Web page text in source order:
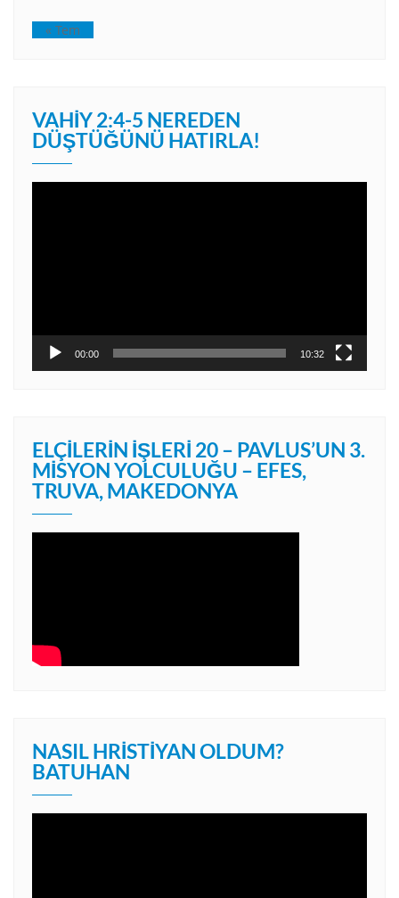
« Tem
VAHIY 2:4-5 NEREDEN
DÜŞTÜĞÜNÜ HATIRLA!
00:00 10:32
ELÇILERIN İŞLERI 20 – PAVLUS’UN 3.
MISYON YOLCULUĞU – EFES,
TRUVA, MAKEDONYA
NASIL HRISTIYAN OLDUM?
BATUHAN